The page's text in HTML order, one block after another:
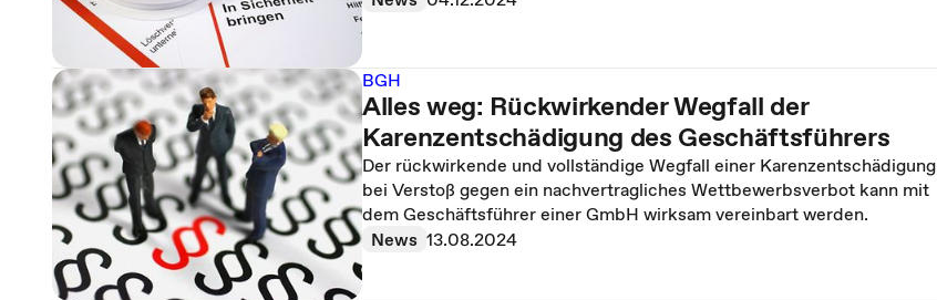
BGH
Alles weg: Rückwirkender Wegfall der
Karenzentschädigung des Geschäftsführers
Der rückwirkende und vollständige Wegfall einer Karenzentschädigung
bei Verstoß gegen ein nachvertragliches Wettbewerbsverbot kann mit
dem Geschäftsführer einer GmbH wirksam vereinbart werden.
News 13.08.2024